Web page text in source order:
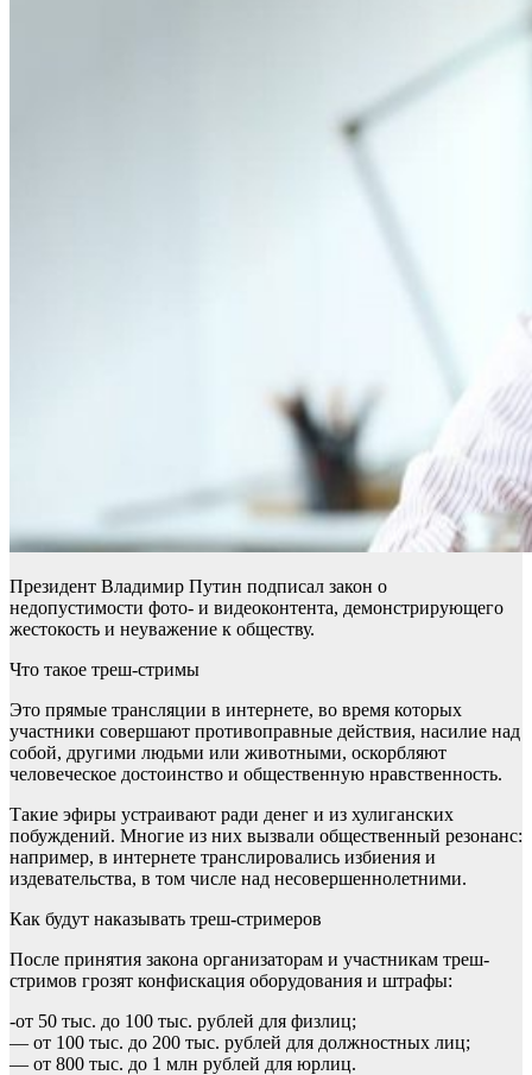
Президент Владимир Путин подписал закон о
недопустимости фото- и видеоконтента, демонстрирующего
жестокость и неуважение к обществу.
Что такое треш-стримы
Это прямые трансляции в интернете, во время которых
участники совершают противоправные действия, насилие над
собой, другими людьми или животными, оскорбляют
человеческое достоинство и общественную нравственность.
Такие эфиры устраивают ради денег и из хулиганских
побуждений. Многие из них вызвали общественный резонанс:
например, в интернете транслировались избиения и
издевательства, в том числе над несовершеннолетними.
Как будут наказывать треш-стримеров
После принятия закона организаторам и участникам треш-
стримов грозят конфискация оборудования и штрафы:
-от 50 тыс. до 100 тыс. рублей для физлиц;
— от 100 тыс. до 200 тыс. рублей для должностных лиц;
— от 800 тыс. до 1 млн рублей для юрлиц.